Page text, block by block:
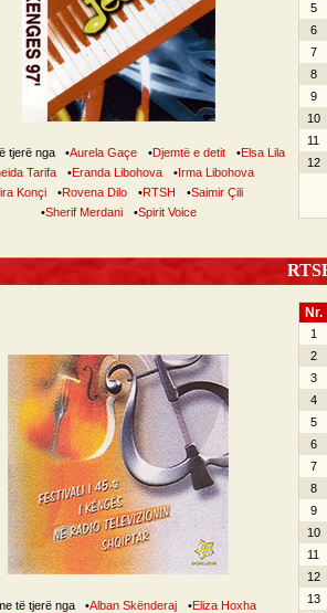
tjerë nga •Aurela Gaçe •Djemtë e detit •Elsa Lila
Tarifa •Eranda Libohova •Irma Libohova
Konçi •Rovena Dilo •RTSH •Saimir Çili
•Sherif Merdani •Spirit Voice
5
6
7
8
9
10
11
12
të tjerë nga •Alban Skënderaj •Eliza Hoxha
Nr.
1
2
3
4
5
6
7
8
9
10
11
12
13